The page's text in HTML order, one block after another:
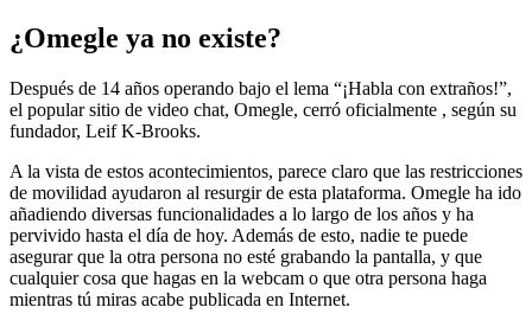
¿Omegle ya no existe?
Después de 14 años operando bajo el lema “¡Habla con extraños!”,
el popular sitio de video chat, Omegle, cerró oficialmente , según su
fundador, Leif K-Brooks.
A la vista de estos acontecimientos, parece claro que las restricciones
de movilidad ayudaron al resurgir de esta plataforma. Omegle ha ido
añadiendo diversas funcionalidades a lo largo de los años y ha
pervivido hasta el día de hoy. Además de esto, nadie te puede
asegurar que la otra persona no esté grabando la pantalla, y que
cualquier cosa que hagas en la webcam o que otra persona haga
mientras tú miras acabe publicada en Internet.